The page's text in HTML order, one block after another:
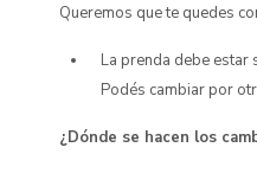
Queremos que te quedes
La prenda debe estar
Podés cambiar por
¿Dónde se hacen los